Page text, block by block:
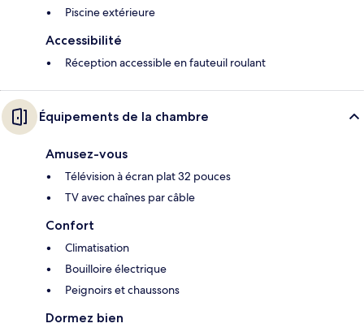
Piscine extérieure
Accessibilité
Réception accessible en fauteuil roulant
Équipements de la chambre
Amusez-vous
Télévision à écran plat 32 pouces
TV avec chaînes par câble
Confort
Climatisation
Bouilloire électrique
Peignoirs et chaussons
Dormez bien